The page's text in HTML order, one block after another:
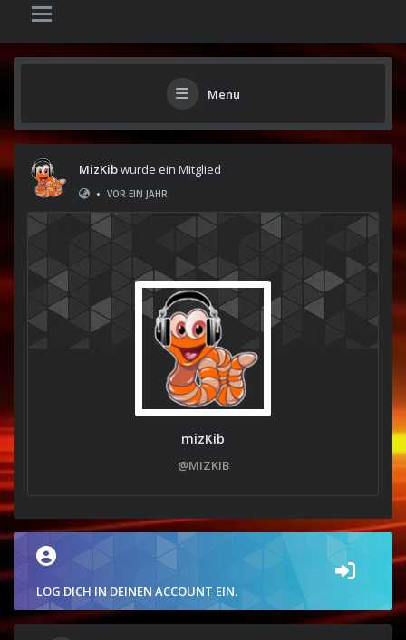
Menu
MizKibwurde ein Mitglied
• VOR EIN JAHR
mizKib
@MIZKIB
LOG DICH IN DEINEN ACCOUNT EIN.